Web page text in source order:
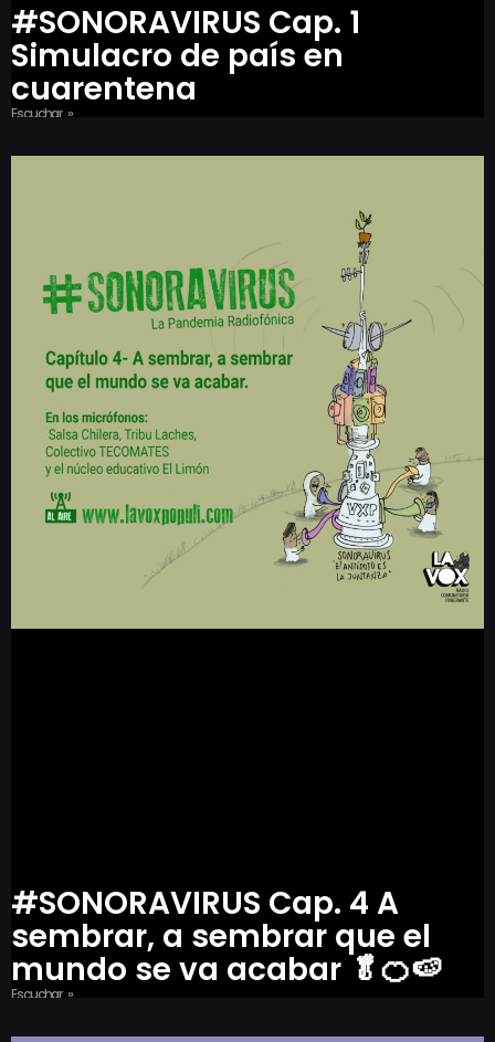
#SONORAVIRUS Cap. 1
Simulacro de país en
cuarentena
Escuchar »
#SONORAVIRUS Cap. 4 A
sembrar, a sembrar que el
mundo se va acabar 🥬🍊🍉
Escuchar »